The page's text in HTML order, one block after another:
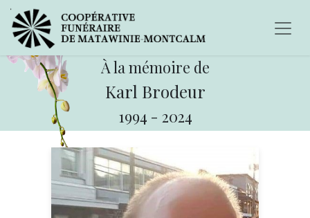
À la mémoire de
Karl Brodeur
1994 - 2024